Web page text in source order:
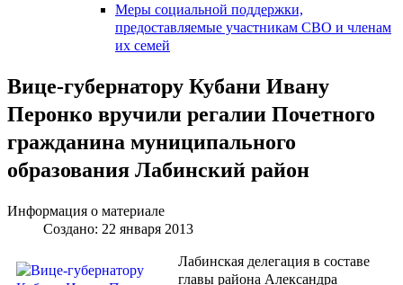
Меры социальной поддержки,
предоставляемые участникам СВО и членам
их семей
Вице-губернатору Кубани Ивану
Перонко вручили регалии Почетного
гражданина муниципального
образования Лабинский район
Информация о материале
Создано: 22 января 2013
Лабинская делегация в составе
главы района Александра